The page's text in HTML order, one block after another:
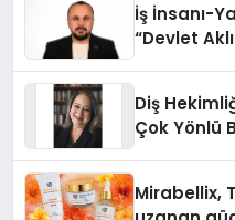
İş İnsanı-
“Devlet
Diş
Çok Yönlü
Mirabellix,